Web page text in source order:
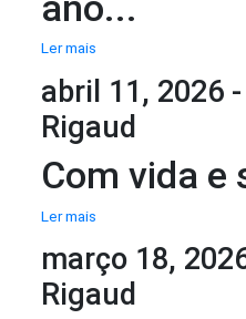
Ler mais
abril 11, 2026
Rigaud
Com vida e
Ler mais
março 18,
Rigaud